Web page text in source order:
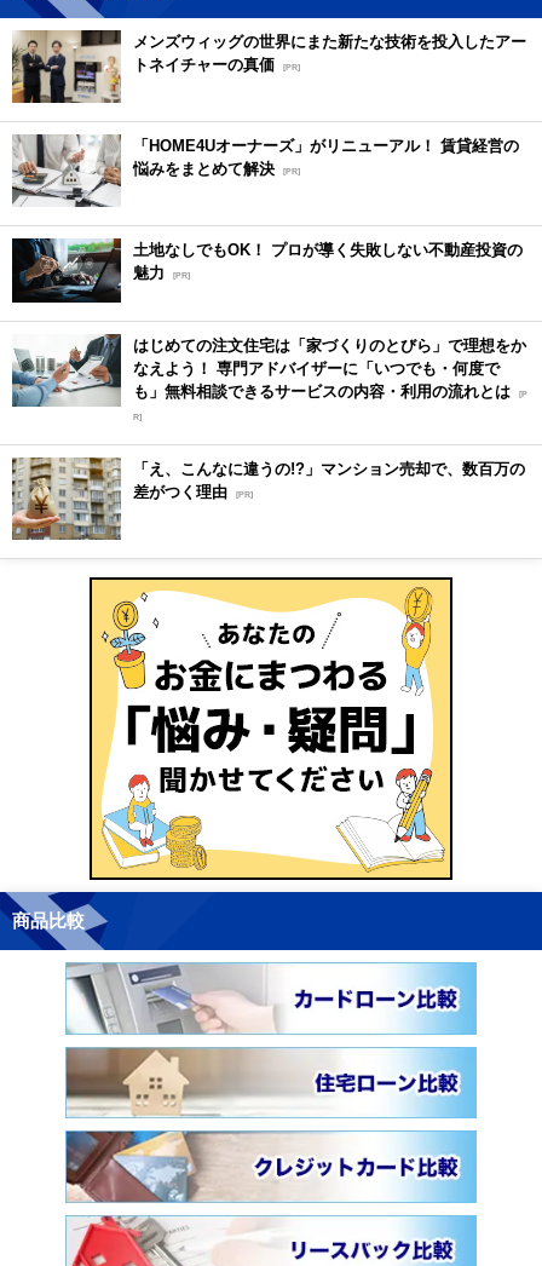
メンズウィッグの世界にまた新たな技術を投入したアー
トネイチャーの真価
[PR]
「HOME4Uオーナーズ」がリニューアル！ 賃貸経営の
悩みをまとめて解決 [PR]
土地なしでもOK！ プロが導く失敗しない不動産投資の
魅力
[PR]
はじめての注文住宅は「家づくりのとびら」で理想をか
なえよう！ 専門アドバイザーに「いつでも・何度で
も」無料相談できるサービスの内容・利用の流れとは [P
R]
「え、こんなに違うの!?」マンション売却で、数百万の
差がつく理由 [PR]
商品比較